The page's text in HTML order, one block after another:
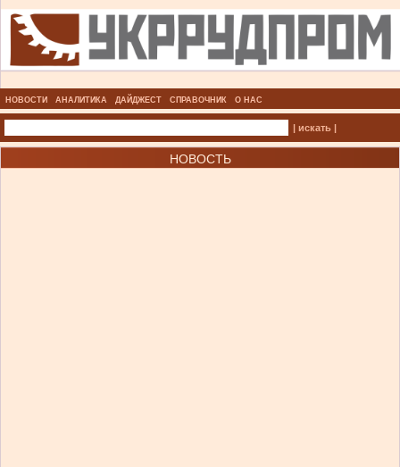
НОВОСТИ АНАЛИТИКА ДАЙДЖЕСТ СПРАВОЧНИК О НАС
| искать |
НОВОСТЬ